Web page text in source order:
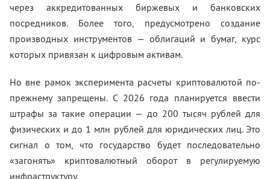
через аккредитованных биржевых и банковских
посредников. Более того, предусмотрено создание
производных инструментов — облигаций и бумаг, курс
которых привязан к цифровым активам.
Но вне рамок эксперимента расчеты криптовалютой по-
прежнему запрещены. С 2026 года планируется ввести
штрафы за такие операции — до 200 тысяч рублей для
физических и до 1 млн рублей для юридических лиц. Это
сигнал о том, что государство будет последовательно
«загонять» криптовалютный оборот в регулируемую
инфраструктуру.